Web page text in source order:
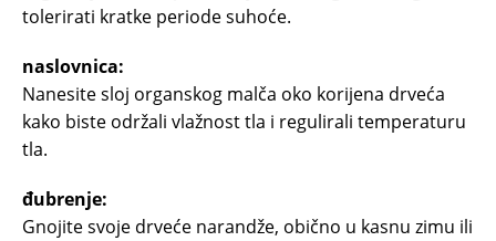
tolerirati kratke periode suhoće.
naslovnica:
Nanesite sloj organskog malča oko korijena drveća
kako biste održali vlažnost tla i regulirali temperaturu
tla.
đubrenje:
Gnojite svoje drveće narandže, obično u kasnu zimu ili